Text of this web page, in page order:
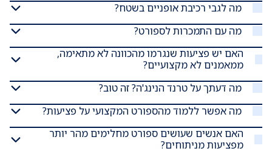
מה לגבי רכיבת אופניים בשטח?
מה עם התמכרות לספורט?
האם יש פציעות שנגרמו מהכוונה לא מתאימה,
ממאמנים לא מקצועיים?
מה דעתך על טרנד הנינג'ה? זה טוב?
מה אפשר ללמוד מהספורט המקצועי על פציעות?
האם אנשים שעושים ספורט מחלימים מהר יותר
מפציעות מניתוחים?